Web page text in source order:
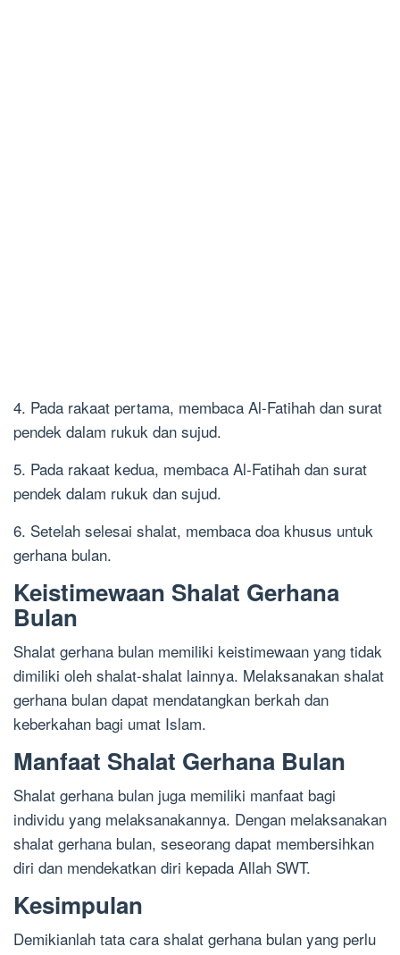
4. Pada rakaat pertama, membaca Al-Fatihah dan surat
pendek dalam rukuk dan sujud.
5. Pada rakaat kedua, membaca Al-Fatihah dan surat
pendek dalam rukuk dan sujud.
6. Setelah selesai shalat, membaca doa khusus untuk
gerhana bulan.
Keistimewaan Shalat Gerhana
Bulan
Shalat gerhana bulan memiliki keistimewaan yang tidak
dimiliki oleh shalat-shalat lainnya. Melaksanakan shalat
gerhana bulan dapat mendatangkan berkah dan
keberkahan bagi umat Islam.
Manfaat Shalat Gerhana Bulan
Shalat gerhana bulan juga memiliki manfaat bagi
individu yang melaksanakannya. Dengan melaksanakan
shalat gerhana bulan, seseorang dapat membersihkan
diri dan mendekatkan diri kepada Allah SWT.
Kesimpulan
Demikianlah tata cara shalat gerhana bulan yang perlu